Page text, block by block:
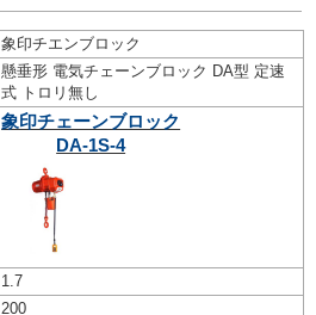
象印チエンブロック
懸垂形 電気チェーンブロック DA型 定速
式 トロリ無し
象印チェーンブロック
DA-1S-4
1.7
200